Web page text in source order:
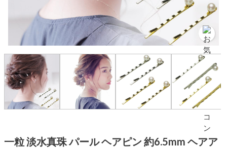
一粒 淡水真珠 パール ヘアピン 約6.5mm ヘアア